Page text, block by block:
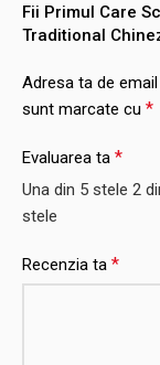
Fii Primul Care
Traditional
Adresa ta de
sunt marcate cu *
Evaluarea ta *
Una din 5 stele 2
stele
Recenzia ta *